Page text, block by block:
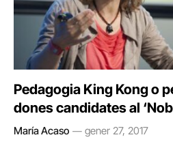
Pedagogia King Kong o
dones candidates al
María Acaso gener 27, 2017